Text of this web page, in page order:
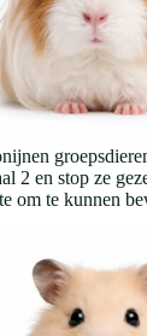
2 en stop ze
om te kunnen